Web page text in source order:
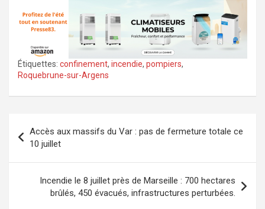
Étiquettes: confinement, incendie, pompiers,
Roquebrune-sur-Argens
de
l’article
Accès aux massifs du Var : pas de fermeture totale ce
10 juillet
Incendie le 8 juillet près de Marseille : 700 hectares
brûlés, 450 évacués, infrastructures perturbées.